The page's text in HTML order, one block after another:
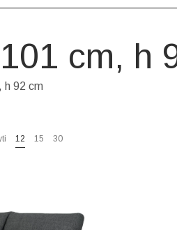
cm, h
h 92 cm
12 15 30